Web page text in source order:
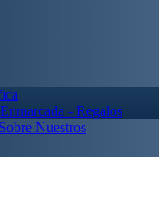
- Regalos
Sobre Nuestros